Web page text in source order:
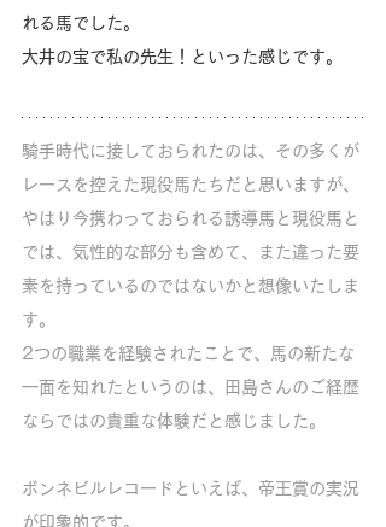
れる馬でした。
大井の宝で私の先生！といった感じです。
騎手時代に接しておられたのは、その多くが
レースを控えた現役馬たちだと思いますが、
やはり今携わっておられる誘導馬と現役馬と
では、気性的な部分も含めて、また違った要
素を持っているのではないかと想像いたしま
す。
2つの職業を経験されたことで、馬の新たな
一面を知れたというのは、田島さんのご経歴
ならではの貴重な体験だと感じました。
ボンネビルレコードといえば、帝王賞の実況
が印象的です。